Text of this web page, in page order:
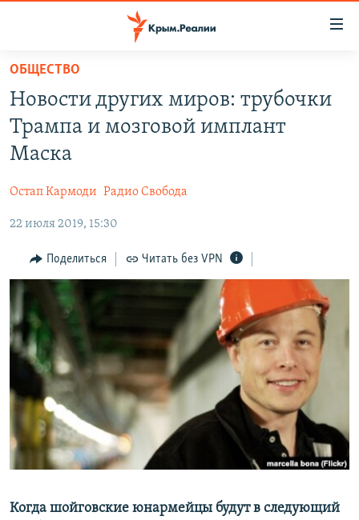
Вернуться
основному
содержанию
Вернутся
главной
навигации
Вернутся
поиску
СПЕЦПРОЕКТЫ
11 ЛЕТ ОККУПАЦИИ КРЫМА. 11 ИСТОРИЙ СОПРОТИВЛЕНИЯ
ВОДА
ЕЩЕ
ИНТЕРАКТИВ
ИНФОГРАФИКА
СОВЕТЫ ПРАВОЗАЩИТНИКОВ
ПРОПАВШИЕ БЕЗ ВЕСТИ
ПОБЕДИТЕЛЕЙ НЕ СУДЯТ?
КРЫМ.НЕПОКОРЕННЫЙ
ELIFBE
УКРАИНСКАЯ ПРОБЛЕМА КРЫМА
РАДІО СВОБОДА
КАК ОБОЙТИ БЛОКИРОВКУ
Українською
Qırımtatar
ПРИСОЕДИНЯЙТЕСЬ!
ОБЩЕСТВО
Новости других миров: трубочки
Трампа и мозговой имплант
Маска
Остап Кармоди Радио Свобода
22 июля 2019, 15:30
Поделиться Читать без VPN
Когда шойговские юнармейцы будут в следующий